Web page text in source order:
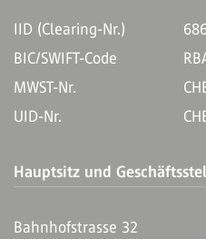
IID (Clearing-Nr.)
BIC/SWIFT-Code
MWST-Nr.
UID-Nr.
Hauptsitz und
Bahnhofstrasse 32